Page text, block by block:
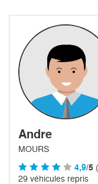
Andre
MOURS
4,9/5
29 véhicules repris